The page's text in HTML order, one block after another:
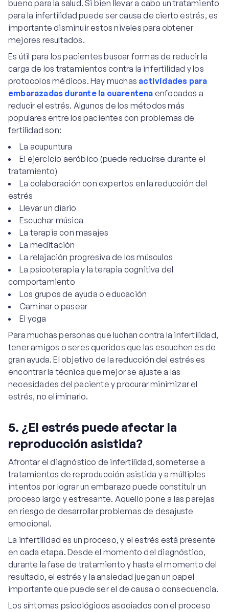
bueno para la salud. Si bien llevar a cabo un tratamiento
para la infertilidad puede ser causa de cierto estrés, es
importante disminuir estos niveles para obtener
mejores resultados.
Es útil para los pacientes buscar formas de reducir la
carga de los tratamientos contra la infertilidad y los
protocolos médicos. Hay muchas actividades para
embarazadas durante la cuarentena enfocados a
reducir el estrés. Algunos de los métodos más
populares entre los pacientes con problemas de
fertilidad son:
La acupuntura
El ejercicio aeróbico (puede reducirse durante el
tratamiento)
La colaboración con expertos en la reducción del
estrés
Llevar un diario
Escuchar música
La terapia con masajes
La meditación
La relajación progresiva de los músculos
La psicoterapia y la terapia cognitiva del
comportamiento
Los grupos de ayuda o educación
Caminar o pasear
El yoga
Para muchas personas que luchan contra la infertilidad,
tener amigos o seres queridos que las escuchen es de
gran ayuda. El objetivo de la reducción del estrés es
encontrar la técnica que mejor se ajuste a las
necesidades del paciente y procurar minimizar el
estrés, no eliminarlo.
5. ¿El estrés puede afectar la
reproducción asistida?
Afrontar el diagnóstico de infertilidad, someterse a
tratamientos de reproducción asistida y a múltiples
intentos por lograr un embarazo puede constituir un
proceso largo y estresante. Aquello pone a las parejas
en riesgo de desarrollar problemas de desajuste
emocional.
La infertilidad es un proceso, y el estrés está presente
en cada etapa. Desde el momento del diagnóstico,
durante la fase de tratamiento y hasta el momento del
resultado, el estrés y la ansiedad juegan un papel
importante que puede ser el de causa o consecuencia.
Los síntomas psicológicos asociados con el proceso